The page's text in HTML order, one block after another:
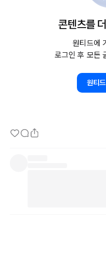
일은 잘 일어나지 않는 것 같다.
회사 사람은 회사 사람이라는 말
그렇게 한 참을 쏟아내고 나니
콘텐츠를
원티드에
로그인 후 모든
원티